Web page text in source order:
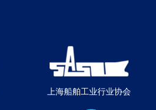
上海船舶工业行业协会